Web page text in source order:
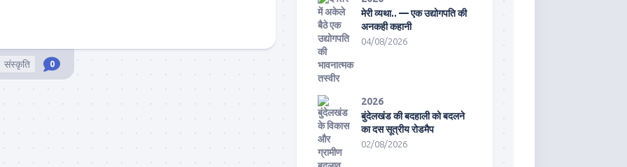
संस्कृति 0
मेरी व्यथा.. — एक उद्योगपति की
अनकही कहानी
04/08/2026
2026
बुंदेलखंड की बदहाली को बदलने
का दस सूत्रीय रोडमैप
02/08/2026